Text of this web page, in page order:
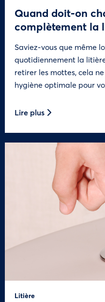
Quand doit-on
complètement la
Saviez-vous que même
quotidiennement la
retirer les mottes, cela
hygiène optimale pour
Lire plus
Litière